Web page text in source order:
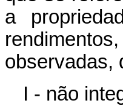
a
observadas,
I - não